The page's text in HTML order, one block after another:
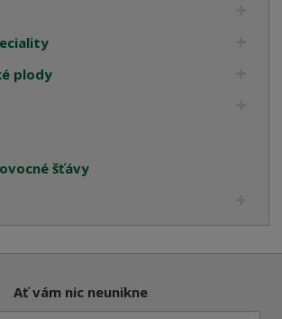
plody
šťávy
Ať vám nic neunikne